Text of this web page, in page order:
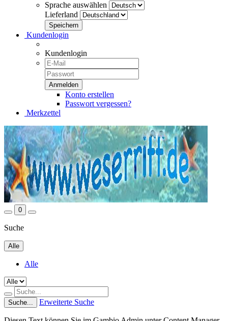
Sprache auswählen
Lieferland
Kundenlogin
Kundenlogin
Konto erstellen
Passwort vergessen?
Merkzettel
0
Suche
Alle
Alle
Suche... Erweiterte Suche